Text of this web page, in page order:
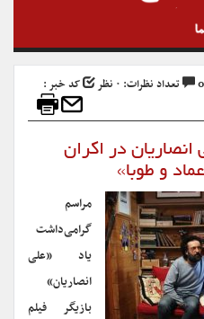
تعداد نظرات: ۰ نظر
کد خبر :
در اکران
و طوبا»
مراسم
گرامی‌داشت
یاد «علی
انصاریان»
بازیگر فیلم